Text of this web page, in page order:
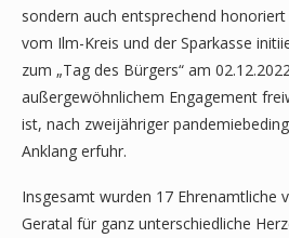
sondern auch entsprechend
vom Ilm-Kreis und der Sparkasse
zum „Tag des Bürgers“ am
außergewöhnlichem Engagement
ist, nach zweijähriger
Anklang erfuhr.
Insgesamt wurden 17 Ehrenamtliche
Geratal für ganz unterschiedliche